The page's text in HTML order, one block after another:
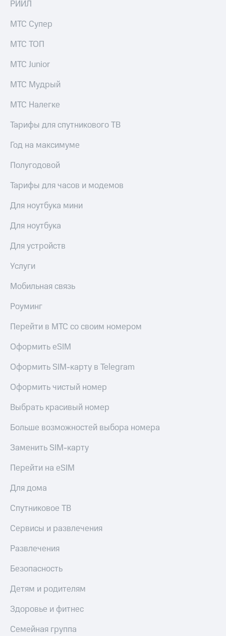
Приложения
Музыка
КИОН
Строки
Гудок
Мой
МТС
приложения
Инвестиции
Получайте
онлайн
полисов
С картой
МТС
Деньги
МТС
Накопления
Откладывайте
и получайте
Платежи
переводы
Пополнить
МТС
Настройки
автоплатежа
Пополнить
другого
интернета
ТВ
Переводы
полисов
онлайн
Скидка 30%
на связь
С картой
Деньги
Накопления
Откладывайте
и получайте
Акции
пополнения
Скидка
30%
на связь
Тарифы
дешевле
при оплате
Обзоры
до 40%
на смартфоны
покупке
МТС
РИИЛ
МТС Супер
МТС ТОП
МТС Junior
МТС Мудрый
МТС Налегке
Тарифы для спутникового ТВ
Год на максимуме
Полугодовой
Тарифы для часов и модемов
Для ноутбука мини
Для ноутбука
Для устройств
Услуги
Мобильная связь
Роуминг
Перейти в МТС со своим номером
Оформить eSIM
Оформить SIM-карту в Telegram
Оформить чистый номер
Выбрать красивый номер
Больше возможностей выбора номера
Заменить SIM-карту
Перейти на eSIM
Для дома
Спутниковое ТВ
Сервисы и развлечения
Развлечения
Безопасность
Детям и родителям
Здоровье и фитнес
Семейная группа